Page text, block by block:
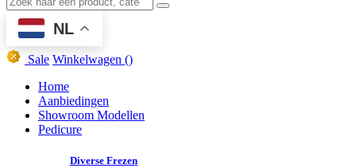
NL
Sale Winkelwagen ()
Home
Aanbiedingen
Showroom Modellen
Pedicure
Diverse Frezen